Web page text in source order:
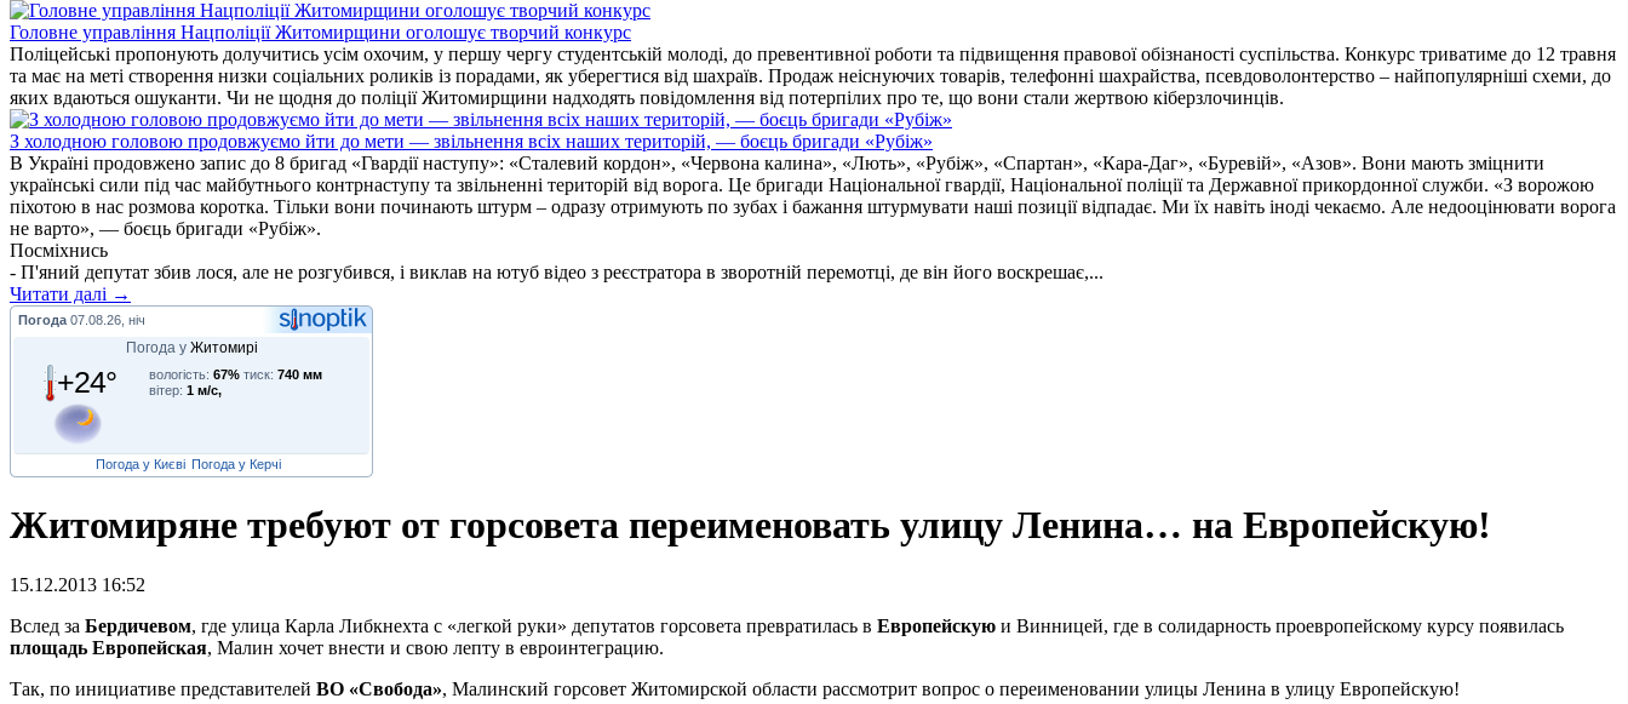
Головне управління Нацполіції Житомирщини оголошує творчий конкурс
Поліцейські пропонують долучитись усім охочим, у першу чергу студентській молоді, до превентивної роботи та підвищення правової обізнаності суспільства. Конкурс триватиме до 12 травня
та має на меті створення низки соціальних роликів із порадами, як уберегтися від шахраїв. Продаж неіснуючих товарів, телефонні шахрайства, псевдоволонтерство – найпопулярніші схеми, до
яких вдаються ошуканти. Чи не щодня до поліції Житомирщини надходять повідомлення від потерпілих про те, що вони стали жертвою кіберзлочинців.
З холодною головою продовжуємо йти до мети — звільнення всіх наших територій, — боєць бригади «Рубіж»
В Україні продовжено запис до 8 бригад «Гвардії наступу»: «Сталевий кордон», «Червона калина», «Лють», «Рубіж», «Спартан», «Кара-Даг», «Буревій», «Азов». Вони мають зміцнити
українські сили під час майбутнього контрнаступу та звільненні територій від ворога. Це бригади Національної гвардії, Національної поліції та Державної прикордонної служби. «З ворожою
піхотою в нас розмова коротка. Тільки вони починають штурм – одразу отримують по зубах і бажання штурмувати наші позиції відпадає. Ми їх навіть іноді чекаємо. Але недооцінювати ворога
не варто», — боєць бригади «Рубіж».
Посміхнись
- П'яний депутат збив лося, але не розгубився, і виклав на ютуб відео з реєстратора в зворотній перемотці, де він його воскрешає,...
Читати далі →
Погода 07.08.26, ніч
Погода у Житомирі
+24° вологість: 67% тиск: 740 мм
вітер: 1 м/с,
Погода у Києві Погода у Керчі
Житомиряне требуют от горсовета переименовать улицу Ленина… на Европейскую!
15.12.2013 16:52
Вслед за Бердичевом, где улица Карла Либкнехта с «легкой руки» депутатов горсовета превратилась в Европейскую и Винницей, где в солидарность проевропейскому курсу появилась
площадь Европейская, Малин хочет внести и свою лепту в евроинтеграцию.
Так, по инициативе представителей ВО «Свобода», Малинский горсовет Житомирской области рассмотрит вопрос о переименовании улицы Ленина в улицу Европейскую!